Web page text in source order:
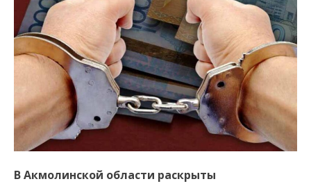
В Акмолинской области раскрыты